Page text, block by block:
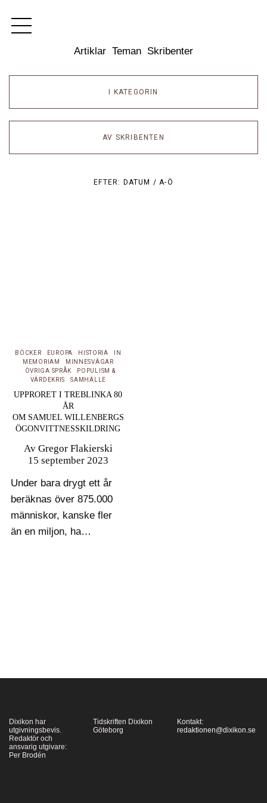
Artiklar Teman Skribenter
I KATEGORIN
AV SKRIBENTEN
EFTER: DATUM /A-Ö
BÖCKER EUROPA HISTORIA
IN
MEMORIAM
MINNESVÄGAR
ÖVRIGA SPRÅK
POPULISM &
VÄRDEKRIS
SAMHÄLLE
UPPRORET I TREBLINKA 80
ÅR
OM SAMUEL WILLENBERGS
ÖGONVITTNESSKILDRING
Av Gregor Flakierski
15 september 2023
Under bara drygt ett år
beräknas över 875.000
människor, kanske fler
än en miljon, ha
fly överlevde…
Dixikon har
utgivningsbevis.
Redaktör och
ansvarig utgivare:
Per Brodén
Tidskriften Dixikon
Göteborg
Kontakt:
redaktionen@dixikon.se